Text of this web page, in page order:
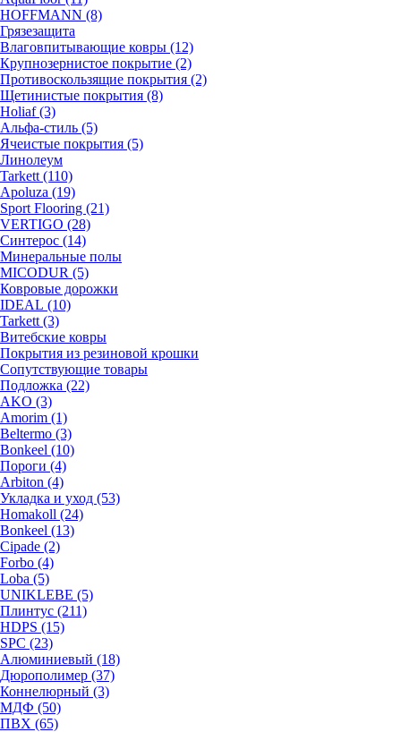
HOFFMANN (8)
Грязезащита
Влаговпитывающие ковры (12)
Крупнозернистое покрытие (2)
Противоскользящие покрытия (2)
Щетинистые покрытия (8)
Holiaf (3)
Альфа-стиль (5)
Ячеистые покрытия (5)
Линолеум
Tarkett (110)
Apoluza (19)
Sport Flooring (21)
VERTIGO (28)
Синтерос (14)
Минеральные полы
MICODUR (5)
Ковровые дорожки
IDEAL (10)
Tarkett (3)
Витебские ковры
Покрытия из резиновой крошки
Сопутствующие товары
Подложка (22)
AKO (3)
Amorim (1)
Beltermo (3)
Bonkeel (10)
Пороги (4)
Arbiton (4)
Укладка и уход (53)
Homakoll (24)
Bonkeel (13)
Cipade (2)
Forbo (4)
Loba (5)
UNIKLEBE (5)
Плинтус (211)
HDPS (15)
SPC (23)
Алюминиевый (18)
Дюрополимер (37)
Коннелюрный (3)
МДФ (50)
ПВХ (65)